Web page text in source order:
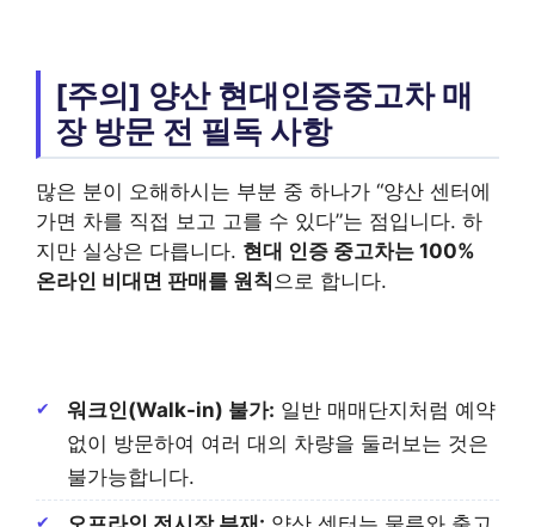
[주의] 양산 현대인증중고차 매
장 방문 전 필독 사항
많은 분이 오해하시는 부분 중 하나가 “양산 센터에
가면 차를 직접 보고 고를 수 있다”는 점입니다. 하
지만 실상은 다릅니다. 현대 인증 중고차는 100%
온라인 비대면 판매를 원칙으로 합니다.
워크인(Walk-in) 불가: 일반 매매단지처럼 예약
없이 방문하여 여러 대의 차량을 둘러보는 것은
불가능합니다.